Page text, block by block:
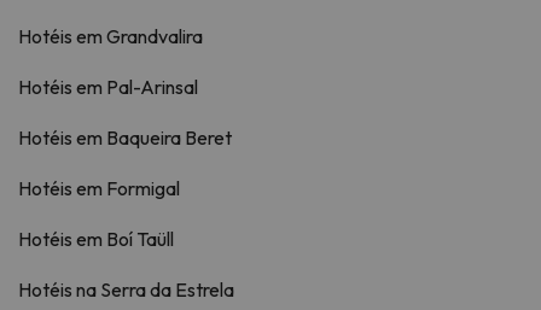
Hotéis em Grandvalira
Hotéis em Pal-Arinsal
Hotéis em Baqueira Beret
Hotéis em Formigal
Hotéis em Boí Taüll
Hotéis na Serra da Estrela